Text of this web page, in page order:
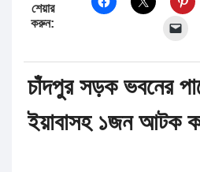
শেয়ার
করুন:
চাঁদপুর সড়ক ভবনের
ইয়াবাসহ ১জন আটক